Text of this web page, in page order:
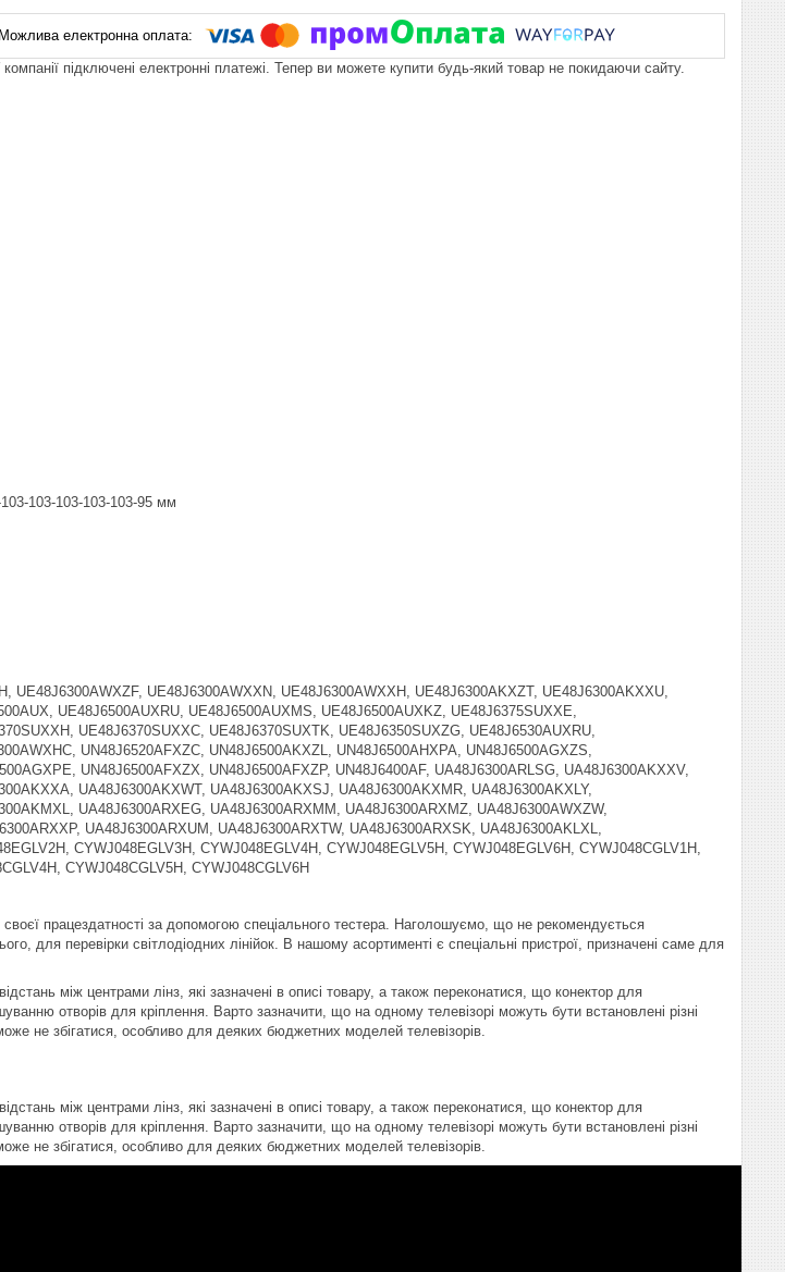
компанії підключені електронні платежі. Тепер ви можете купити будь-який товар не покидаючи сайту.
103-103-103-103-95 мм
UE48J6300AWXZF, UE48J6300AWXXN, UE48J6300AWXXH, UE48J6300AKXZT, UE48J6300AKXXU,
UE48J6500AUXRU, UE48J6500AUXMS, UE48J6500AUXKZ, UE48J6375SUXXE,
UE48J6370SUXXC, UE48J6370SUXTK, UE48J6350SUXZG, UE48J6530AUXRU,
UN48J6520AFXZC, UN48J6500AKXZL, UN48J6500AHXPA, UN48J6500AGXZS,
UN48J6500AFXZX, UN48J6500AFXZP, UN48J6400AF, UA48J6300ARLSG, UA48J6300AKXXV,
UA48J6300AKXWT, UA48J6300AKXSJ, UA48J6300AKXMR, UA48J6300AKXLY,
UA48J6300ARXEG, UA48J6300ARXMM, UA48J6300ARXMZ, UA48J6300AWXZW,
UA48J6300ARXUM, UA48J6300ARXTW, UA48J6300ARXSK, UA48J6300AKLXL,
CYWJ048EGLV3H, CYWJ048EGLV4H, CYWJ048EGLV5H, CYWJ048EGLV6H, CYWJ048CGLV1H,
CYWJ048CGLV5H, CYWJ048CGLV6H
працездатності за допомогою спеціального тестера. Наголошуємо, що не рекомендується
для перевірки світлодіодних лінійок. В нашому асортименті є спеціальні пристрої, призначені саме для
між центрами лінз, які зазначені в описі товару, а також переконатися, що конектор для
отворів для кріплення. Варто зазначити, що на одному телевізорі можуть бути встановлені різні
не збігатися, особливо для деяких бюджетних моделей телевізорів.
між центрами лінз, які зазначені в описі товару, а також переконатися, що конектор для
отворів для кріплення. Варто зазначити, що на одному телевізорі можуть бути встановлені різні
не збігатися, особливо для деяких бюджетних моделей телевізорів.